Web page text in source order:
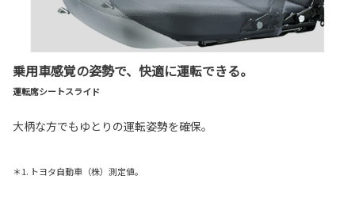
乗用車感覚の姿勢で、快適に運転できる。
運転席シートスライド
大柄な方でもゆとりの運転姿勢を確保。
＊1. トヨタ自動車（株）測定値。